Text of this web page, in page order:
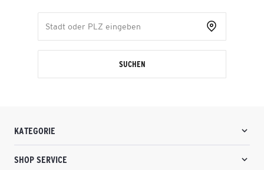
SUCHEN
KATEGORIE
SHOP SERVICE